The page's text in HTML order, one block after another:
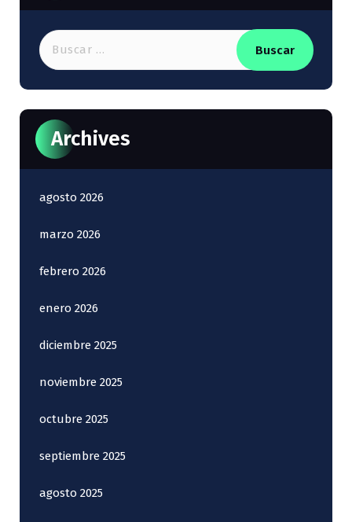
Buscar:
Archives
agosto 2026
marzo 2026
febrero 2026
enero 2026
diciembre 2025
noviembre 2025
octubre 2025
septiembre 2025
agosto 2025